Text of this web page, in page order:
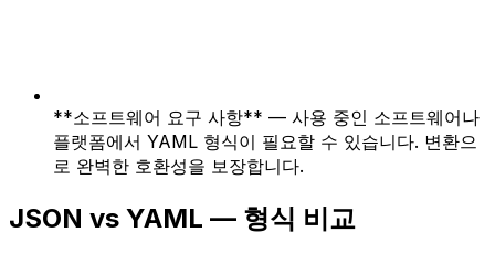
**소프트웨어 요구 사항** — 사용 중인 소프트웨어나
플랫폼에서 YAML 형식이 필요할 수 있습니다. 변환으
로 완벽한 호환성을 보장합니다.
JSON vs YAML — 형식 비교